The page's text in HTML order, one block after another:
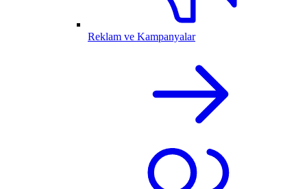
Reklam ve Kampanyalar